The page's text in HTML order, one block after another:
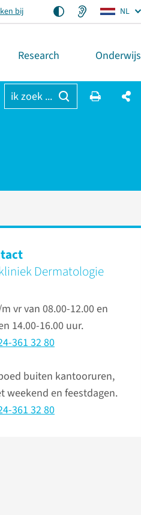
bij NL
Research Onderwijs
ik zoek ...
Dermatologie
vr van 08.00-12.00 en
14.00-16.00 uur.
361 32 80
buiten kantooruren,
weekend en feestdagen.
361 32 80